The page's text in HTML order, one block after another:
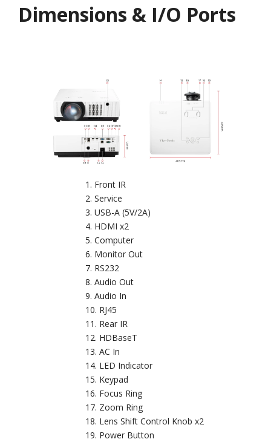
Dimensions & I/O Ports
Front IR
Service
USB-A (5V/2A)
HDMI x2
Computer
Monitor Out
RS232
Audio Out
Audio In
RJ45
Rear IR
HDBaseT
AC In
LED Indicator
Keypad
Focus Ring
Zoom Ring
Lens Shift Control Knob x2
Power Button